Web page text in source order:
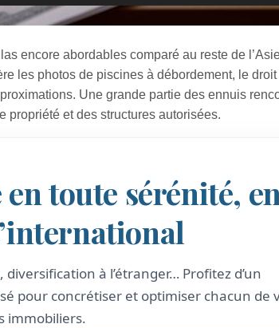
encore abordables comparé au reste de
les photos de piscines à débordement, le
Une grande partie des ennuis
propriété et des structures autorisées.
toute sérénité,
à l’étranger… Profitez d’un
pour concrétiser et optimiser chacun de
immobiliers.